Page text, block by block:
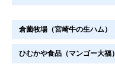
倉薗牧場（宮崎牛の生ハム）
ひむかや食品（マンゴー大福）